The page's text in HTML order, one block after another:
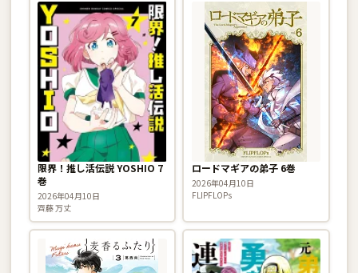
限界！推し活伝説 YOSHIO 7
巻
2026年04月10日
齊藤 万丈
ロードマギアの弟子 6巻
2026年04月10日
FLIPFLOPs